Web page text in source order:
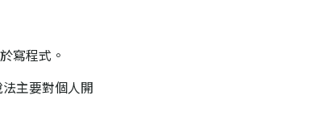
寫程式。
主要對個人開